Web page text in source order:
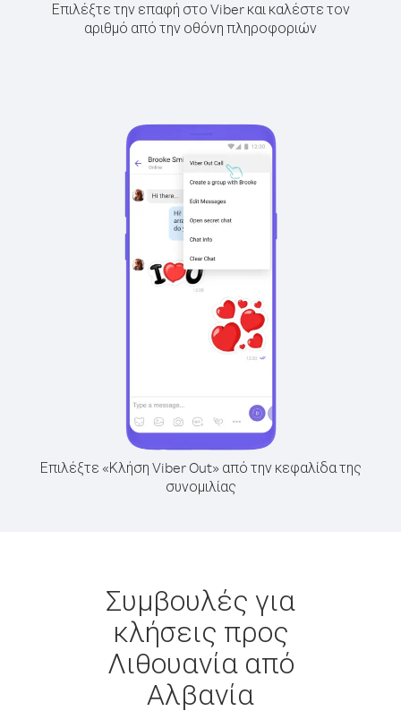
Επιλέξτε την επαφή στο Viber και καλέστε τον
αριθμό από την οθόνη πληροφοριών
Επιλέξτε «Κλήση Viber Out» από την κεφαλίδα της
συνομιλίας
Συμβουλές για
κλήσεις προς
Λιθουανία από
Αλβανία